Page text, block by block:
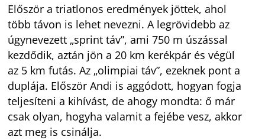
Először a triatlonos eredmények jöttek, ahol
több távon is lehet nevezni. A legrövidebb az
úgynevezett „sprint táv”, ami 750 m úszással
kezdődik, aztán jön a 20 km kerékpár és végül
az 5 km futás. Az „olimpiai táv”, ezeknek pont a
duplája. Először Andi is aggódott, hogyan fogja
teljesíteni a kihívást, de ahogy mondta: ő már
csak olyan, hogyha valamit a fejébe vesz, akkor
azt meg is csinálja.